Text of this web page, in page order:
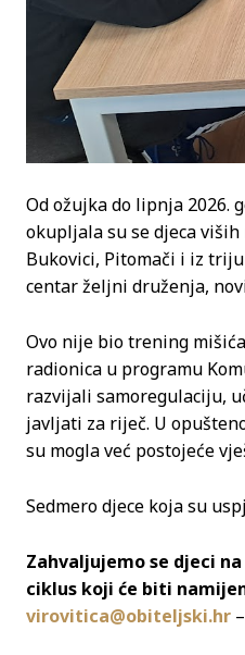
Od ožujka do lipnja 2026.
okupljala su se djeca
Bukovici, Pitomači i iz
centar željni druženja,
Ovo nije bio trening
radionica u programu
razvijali samoregulaciju,
javljati za riječ. U
su mogla već postojeće
Sedmero djece koja su
Zahvaljujemo se djeci
ciklus koji će biti
virovitica@obiteljski.hr